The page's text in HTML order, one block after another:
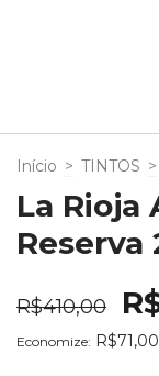
Início > TINTOS >
La Rioja
Reserva
R$410,00
Economize: R$71,00